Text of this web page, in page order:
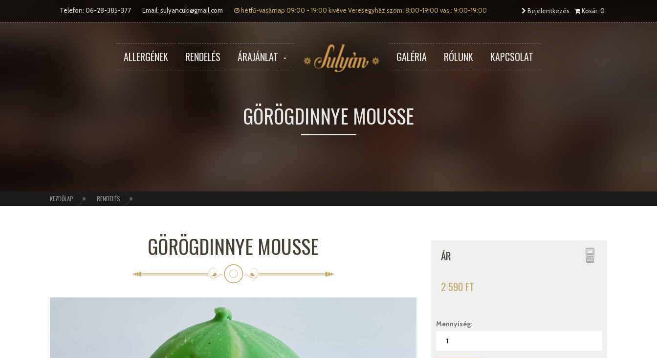
Telefon: 06-28-385-377 Email: sulyancuki@gmail.com hétfő-vasárnap 09:00 - 19:00 kivéve Veresegyház szom: 8:00-19:00 vas.: 9:00-19:00 Bejelentkezés Kosár: 0
ALLERGÉNEK RENDELÉS ÁRAJÁNLAT GALÉRIA RÓLUNK KAPCSOLAT
GÖRÖGDINNYE MOUSSE
KEZDŐLAP RENDELÉS
GÖRÖGDINNYE MOUSSE ÁR
2 590 FT
Mennyiség: